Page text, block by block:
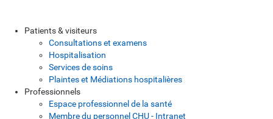
Patients & visiteurs
Consultations et examens
Hospitalisation
Services de soins
Plaintes et Médiations hospitalières
Professionnels
Espace professionnel de la santé
Membre du personnel CHU - Intranet